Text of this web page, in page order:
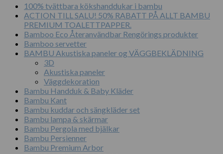
100% tvättbara kökshanddukar i bambu
ACTION TILL SALU! 50% RABATT PÅ ALLT BAMBU
PREMIUM TOALETTPAPPER.
Bamboo Eco Återanvändbar Rengörings produkter
Bamboo servetter
BAMBU Akustiska paneler og VÄGGBEKLÄDNING
3D
Akustiska paneler
Väggdekoration
Bambu Handduk & Baby Kläder
Bambu Kant
Bambu kuddar och sängkläder set
Bambu lampa & skärmar
Bambu Pergola med bjälkar
Bambu Persienner
Bambu Premium Arbor